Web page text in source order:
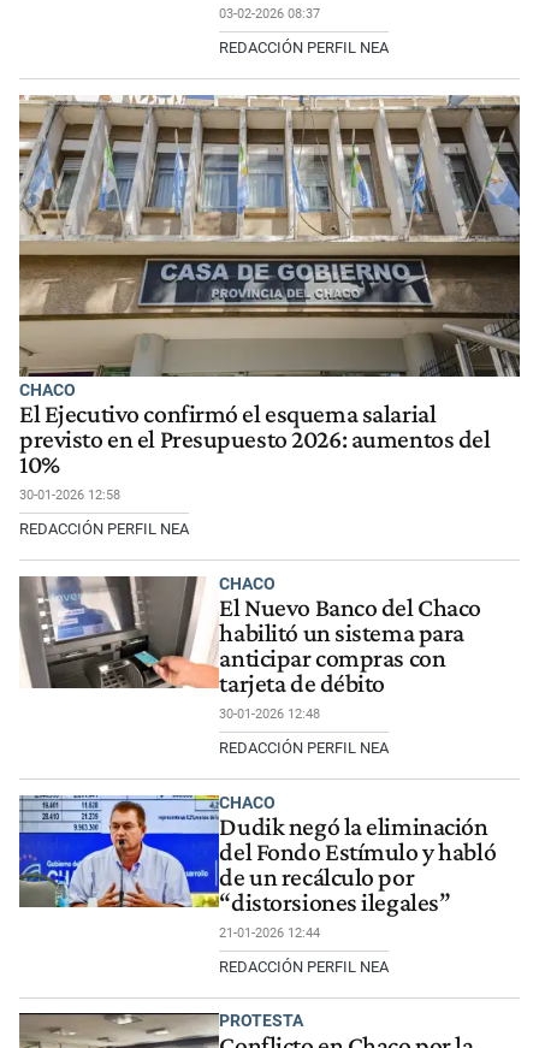
03-02-2026 08:37
REDACCIÓN PERFIL NEA
CHACO
El Ejecutivo confirmó el esquema salarial
previsto en el Presupuesto 2026: aumentos del
10%
30-01-2026 12:58
REDACCIÓN PERFIL NEA
CHACO
El Nuevo Banco del Chaco
habilitó un sistema para
anticipar compras con
tarjeta de débito
30-01-2026 12:48
REDACCIÓN PERFIL NEA
CHACO
Dudik negó la eliminación
del Fondo Estímulo y habló
de un recálculo por
“distorsiones ilegales”
21-01-2026 12:44
REDACCIÓN PERFIL NEA
PROTESTA